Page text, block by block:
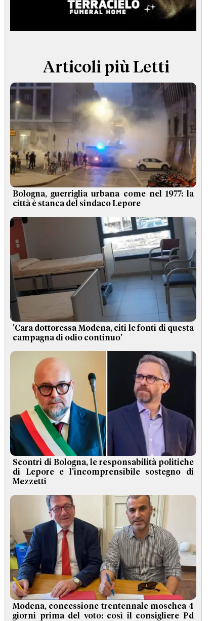
TERMINI e CONDIZIONI
Articoli più Letti
Bologna, guerriglia urbana come nel 1977: la
città è stanca del sindaco Lepore
'Cara dottoressa Modena, citi le fonti di questa
campagna di odio continuo'
Scontri di Bologna, le responsabilità politiche
di Lepore e l'incomprensibile sostegno di
Mezzetti
Modena, concessione trentennale moschea 4
giorni prima del voto: così il consigliere Pd